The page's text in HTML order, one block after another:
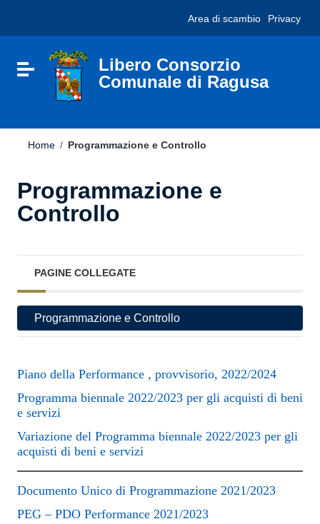
sito
include
Vai al footer
Area di scambio Privacy
Attiva / disattiva la navigazione
Libero Consorzio
Comunale di Ragusa
Home / Programmazione e Controllo
Programmazione e
Controllo
PAGINE COLLEGATE
Programmazione e Controllo
Piano della Performance , provvisorio, 2022/2024
Programma biennale 2022/2023 per gli acquisti di beni
e servizi
Variazione del Programma biennale 2022/2023 per gli
acquisti di beni e servizi
Documento Unico di Programmazione 2021/2023
PEG – PDO Performance 2021/2023